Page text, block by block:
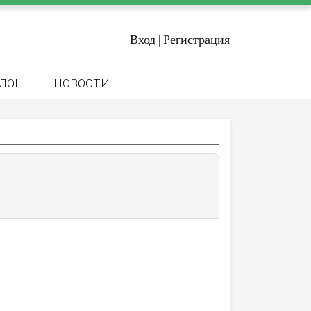
Вход | Регистрация
НОВОСТИ